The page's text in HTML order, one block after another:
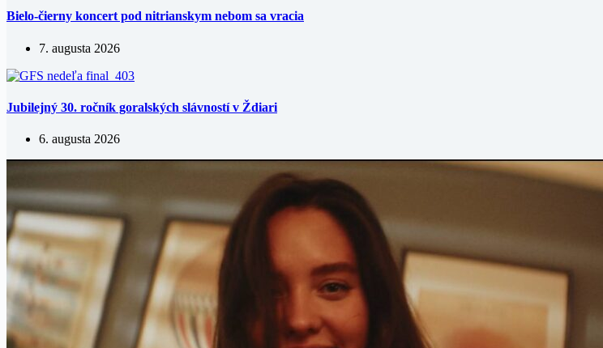
Bielo-čierny koncert pod nitrianskym nebom sa vracia
7. augusta 2026
Jubilejný 30. ročník goralských slávností v Ždiari
6. augusta 2026